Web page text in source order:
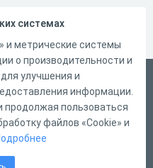
системах
и метрические системы
о производительности и
улучшения и
информации.
продолжая пользоваться
файлов «Cookie» и